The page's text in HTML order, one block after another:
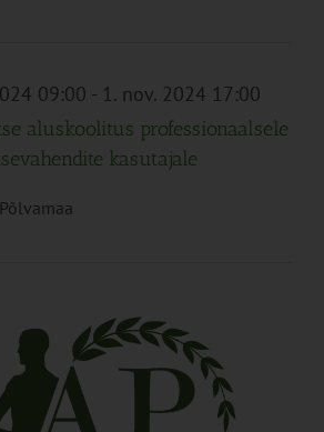
09:00 - 1. nov. 2024 17:00
aluskoolitus professionaalsele
kasutajale
Põlvamaa